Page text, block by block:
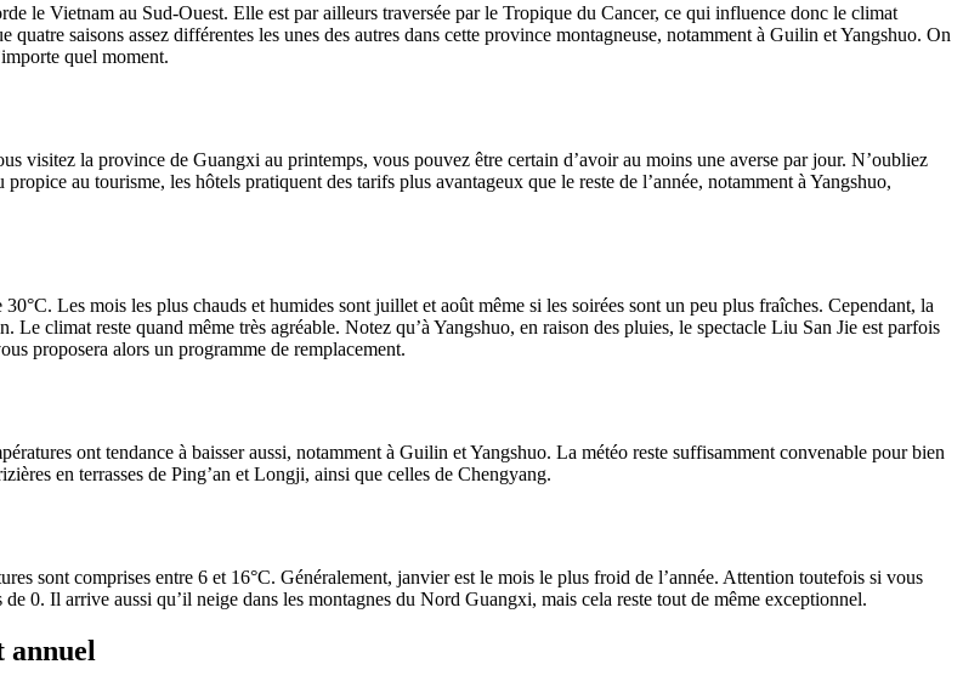
le Vietnam au Sud-Ouest. Elle est par ailleurs traversée par le Tropique du Cancer, ce qui influence donc le climat
saisons assez différentes les unes des autres dans cette province montagneuse, notamment à Guilin et Yangshuo. On
quel moment.
visitez la province de Guangxi au printemps, vous pouvez être certain d’avoir au moins une averse par jour. N’oubliez
au tourisme, les hôtels pratiquent des tarifs plus avantageux que le reste de l’année, notamment à Yangshuo,
Les mois les plus chauds et humides sont juillet et août même si les soirées sont un peu plus fraîches. Cependant, la
climat reste quand même très agréable. Notez qu’à Yangshuo, en raison des pluies, le spectacle Liu San Jie est parfois
proposera alors un programme de remplacement.
ont tendance à baisser aussi, notamment à Guilin et Yangshuo. La météo reste suffisamment convenable pour bien
en terrasses de Ping’an et Longji, ainsi que celles de Chengyang.
sont comprises entre 6 et 16°C. Généralement, janvier est le mois le plus froid de l’année. Attention toutefois si vous
0. Il arrive aussi qu’il neige dans les montagnes du Nord Guangxi, mais cela reste tout de même exceptionnel.
annuel